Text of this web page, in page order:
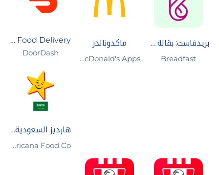
بريدفاست: بقالة وأكتر
Breadfast
ماكدونالدز
McDonald's Apps‏
DoorDash - Food Delivery
DoorDash‏
هارديز السعودية - على الانترنت
Americana Food Co‏